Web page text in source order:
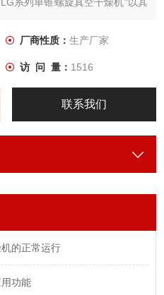
系列单锥螺旋真空干燥机"以其
厂商性质： 生产厂家
访 问 量： 1516
联系我们
的正常运行
功能